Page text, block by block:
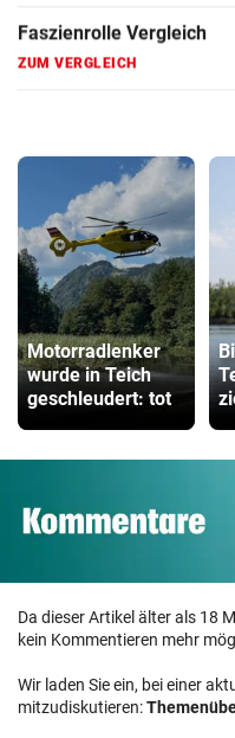
Kinderfahrrad Vergleich
ZUM VERGLEICH
Motorradlenker
wurde in Teich
geschleudert: tot
Da dieser Artikel älter als 18
kein Kommentieren mehr
Wir laden Sie ein, bei einer
mitzudiskutieren: